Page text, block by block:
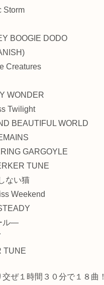
Storm
BOOGIE DODO
Creatures
WONDER
Twilight
BEAUTIFUL WORLD
GARGOYLE
TUNE
ない猫
Weekend
ル―
TUNE
ぜ１時間３０分で１８曲！